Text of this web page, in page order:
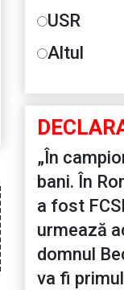
USR
Altul
„În
bani. În
a fost
urmează
domnul
va fi